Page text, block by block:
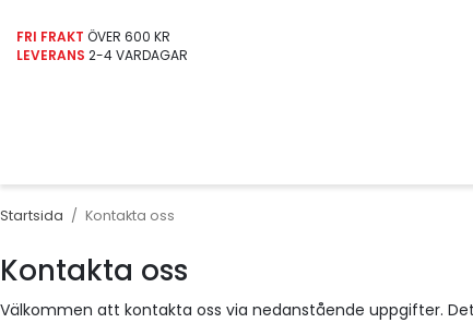
FRI FRAKT ÖVER 600 KR
LEVERANS 2-4 VARDAGAR
Startsida / Kontakta oss
Kontakta oss
Välkommen att kontakta oss via nedanstående uppgifter.